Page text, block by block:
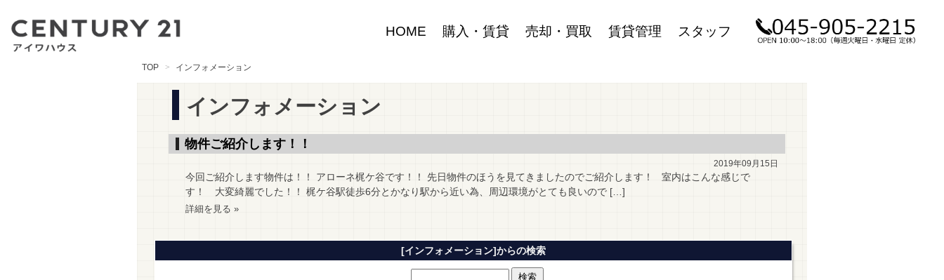
HOME 購入・賃貸 売却・買取 賃貸管理 スタッフ
TOP インフォメーション
インフォメーション
物件ご紹介します！！
2019年09月15日
今回ご紹介します物件は！！ アローネ梶ケ谷です！！ 先日物件のほうを見てきましたのでご紹介します！ 室内はこんな感じで
す！ 大変綺麗でした！！ 梶ケ谷駅徒歩6分とかなり駅から近い為、周辺環境がとても良いので […]
詳細を見る »
[インフォメーション]からの検索